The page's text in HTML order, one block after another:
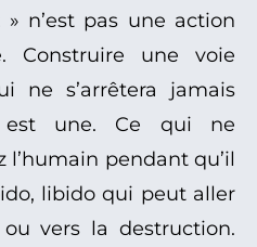
n’est pas une action
Construire une voie
ne s’arrêtera jamais
est une. Ce qui ne
l’humain pendant qu’il
libido qui peut aller
vers la destruction.